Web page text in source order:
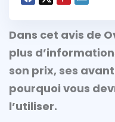
Dans cet avis de
plus
son prix, ses
pourquoi vous
l’utiliser.